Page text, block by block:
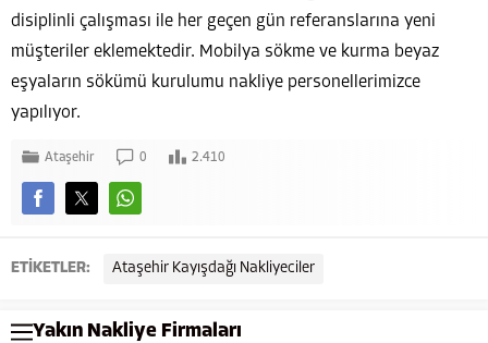
disiplinli çalışması ile her geçen gün referanslarına yeni
müşteriler eklemektedir. Mobilya sökme ve kurma beyaz
eşyaların sökümü kurulumu nakliye personellerimizce
yapılıyor.
Ataşehir 0 2.410
ETİKETLER: Ataşehir Kayışdağı Nakliyeciler
Yakın Nakliye Firmaları